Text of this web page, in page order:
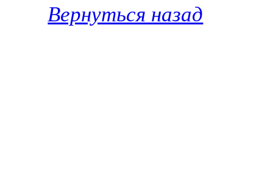
Вернуться назад